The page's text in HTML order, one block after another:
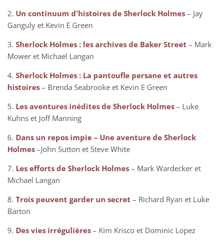
2. Un continuum d'histoires de Sherlock Holmes – Jay
Ganguly et Kevin E Green
3. Sherlock Holmes : les archives de Baker Street – Mark
Mower et Michael Langan
4. Sherlock Holmes : La pantoufle persane et autres
histoires – Brenda Seabrooke et Kevin E Green
5. Les aventures inédites de Sherlock Holmes – Luke
Kuhns et Joff Manning
6. Dans un repos impie – Une aventure de Sherlock
Holmes –John Sutton et Steve White
7. Les efforts de Sherlock Holmes – Mark Wardecker et
Michael Langan
8. Trois peuvent garder un secret – Richard Ryan et Luke
Barton
9. Des vies irrégulières – Kim Krisco et Dominic Lopez